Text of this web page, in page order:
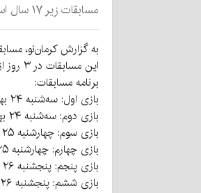
مسابقات زیر ۱۷ سال استان با حضور ۴ تیم؛ شاهین کرمان، گل‌گهر سیرجان، پرسپولیس شهربابک و خاتون بم از روز سه‌شنبه برگزار می‌شود.
به گزارش کرمان‌نو، مسابقات زیر ۱۷ سال استان کرمان که پیش از این قرار بود در بم آغاز شود به کرمان انتقال یافته و از روز
این مسابقات در ۳ روز از سه‌شنبه تا پنجشنبه ۲۴ بهمن تا ۲۶ بهمن با ۶ دیدار در استادیوم شهید سلیمی‌کیا پیگیری می‌شود.
برنامه مسابقات:
بازی اول: سه‌شنبه ۲۴ بهمن؛ گل‌گهر سیرجان – خاتون بم – ۹:۳۰
بازی دوم: سه‌شنبه ۲۴ بهمن؛ پرسپولیس شهربابک – شاهین کرمان ۱۱:۳۰
بازی سوم: چهارشنبه ۲۵ بهمن؛ پرسپولیس شهربابک – خاتون بم – ۹:۳۰
بازی چهارم: چهارشنبه ۲۵ بهمن؛ شاهین کرمان ـ گل‌گهر سیرجان ۱۱:۳۰
بازی پنجم: پنجشنبه ۲۶ بهمن؛ پرسپولیس شهربابک – گل‌گهر سیرجان ۹:۳۰
بازی ششم: پنجشنبه ۲۶ بهمن؛ خاتون بم – شاهین کرمان ۱۱:۳۰